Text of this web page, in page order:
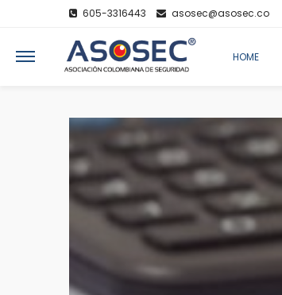
605-3316443 asosec@asosec.co
HOME